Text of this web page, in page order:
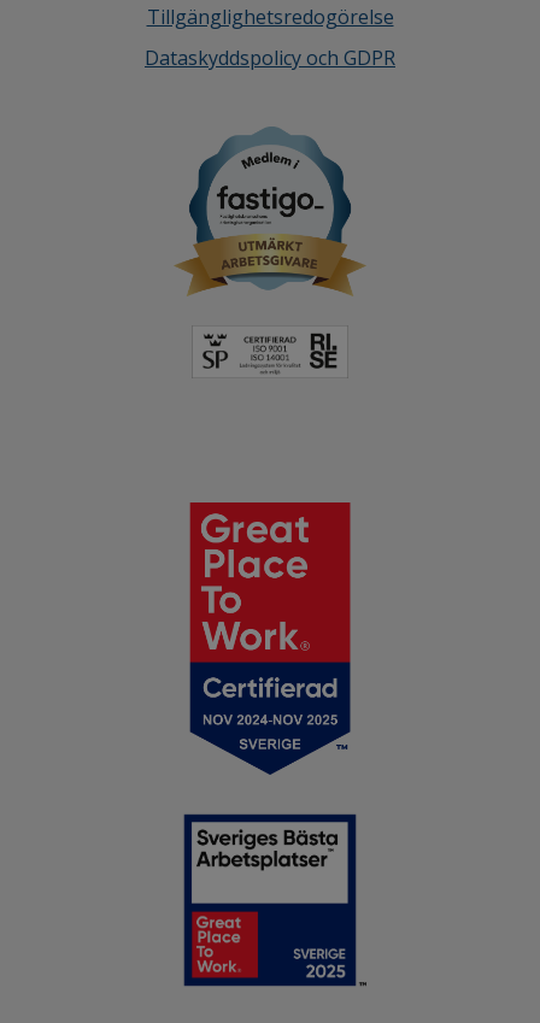
Tillgänglighetsredogörelse
Dataskyddspolicy och GDPR